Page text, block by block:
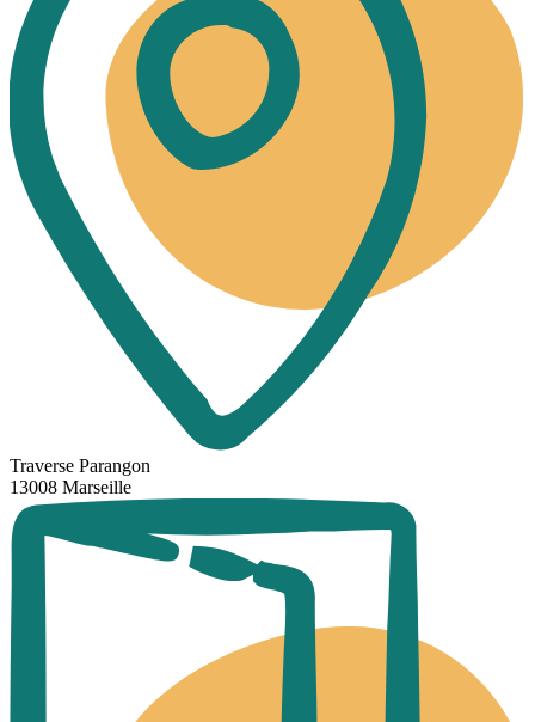
Traverse Parangon
13008 Marseille